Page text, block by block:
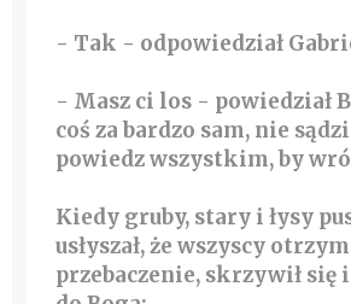
- Tak - odpowiedział
- Masz ci los - powiedział
coś za bardzo sam, nie
powiedz wszystkim, by
Kiedy gruby, stary i łysy
usłyszał, że wszyscy
przebaczenie, skrzywił się